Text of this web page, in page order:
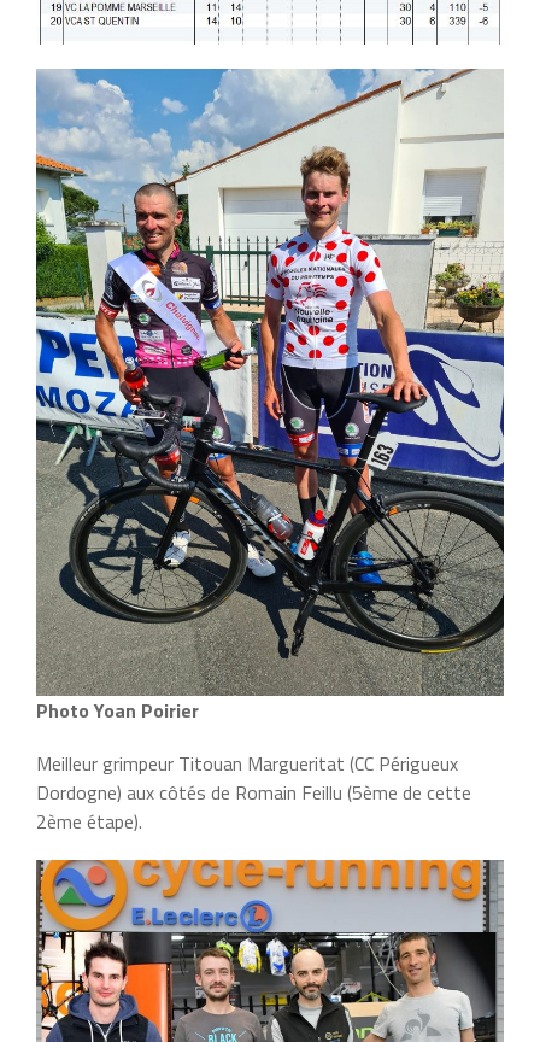
Photo Yoan Poirier
Meilleur grimpeur Titouan Margueritat (CC Périgueux
Dordogne) aux côtés de Romain Feillu (5ème de cette
2ème étape).